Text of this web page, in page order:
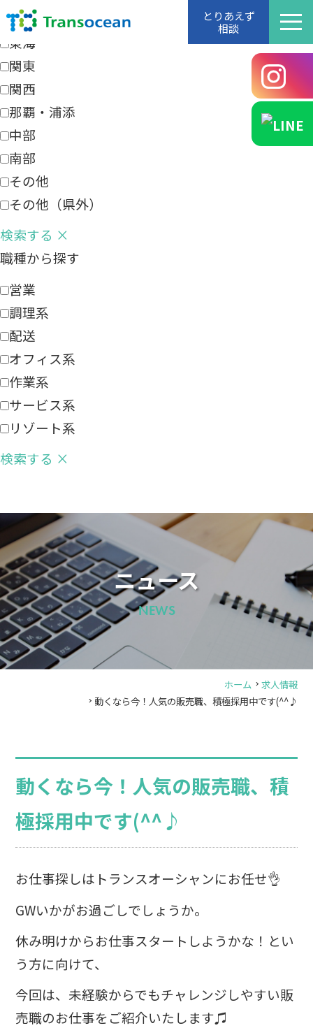
とりあえず
相談
エリアから探す
東海
関東
関西
那覇・浦添
中部
南部
その他
その他（県外）
検索する ×
職種から探す
営業
調理系
配送
オフィス系
作業系
サービス系
リゾート系
検索する ×
ニュース
NEWS
ホーム
求人情報
動くなら今！人気の販売職、積極採用中です(^^♪
動くなら今！人気の販売職、積
極採用中です(^^♪
お仕事探しはトランスオーシャンにお任せ👌
GWいかがお過ごしでしょうか。
休み明けからお仕事スタートしようかな！とい
う方に向けて、
今回は、未経験からでもチャレンジしやすい販
売職のお仕事をご紹介いたします♫